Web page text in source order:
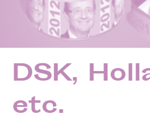
DSK,
etc.